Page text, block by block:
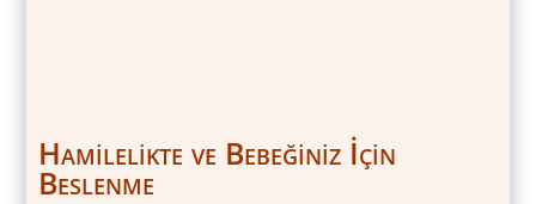
Hamilelikte ve Bebeğiniz İçin
Beslenme